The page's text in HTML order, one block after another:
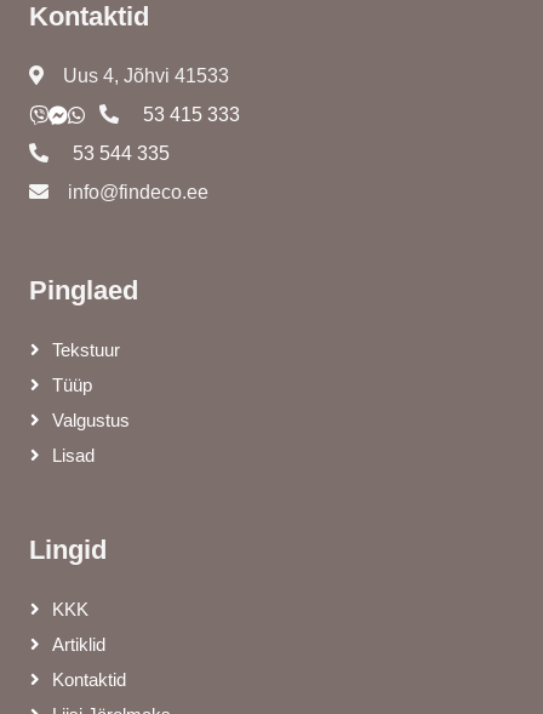
Kontaktid
Uus 4, Jõhvi 41533
53 415 333
53 544 335
info@findeco.ee
Pinglaed
Tekstuur
Tüüp
Valgustus
Lisad
Lingid
KKK
Artiklid
Kontaktid